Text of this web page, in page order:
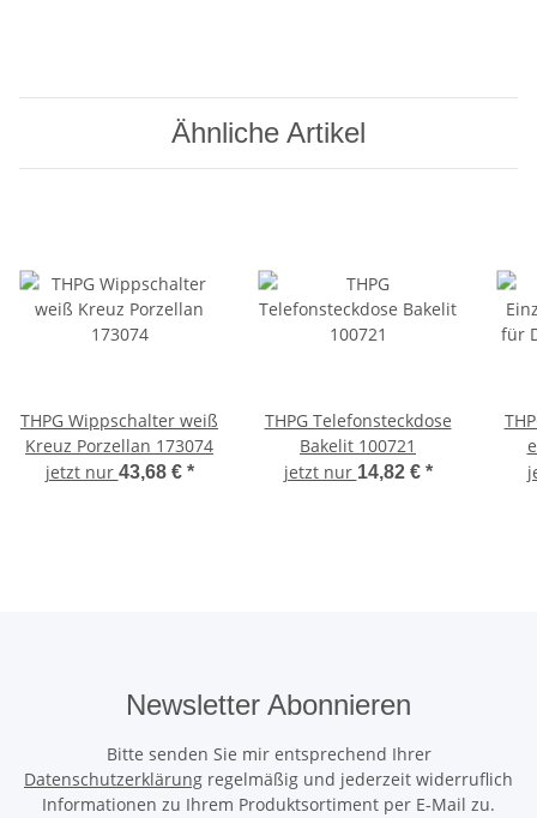
Ähnliche Artikel
THPG Wippschalter weiß
Kreuz Porzellan 173074
jetzt nur 43,68 € *
THPG Telefonsteckdose
Bakelit 100721
jetzt nur 14,82 € *
Newsletter Abonnieren
Bitte senden Sie mir entsprechend Ihrer
Datenschutzerklärung regelmäßig und jederzeit widerruflich
Informationen zu Ihrem Produktsortiment per E-Mail zu.